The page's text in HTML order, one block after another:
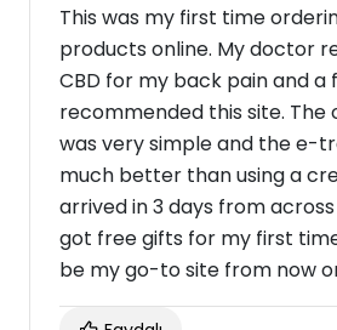
This was my first time
products online. My doctor
CBD for my back pain and a
recommended this site. The
was very simple and the e-
much better than using a
arrived in 3 days from across
got free gifts for my first
be my go-to site from now